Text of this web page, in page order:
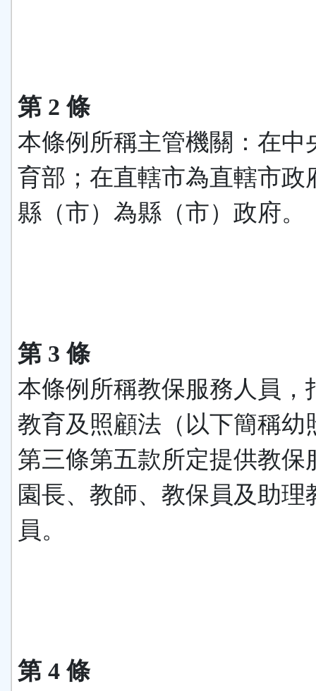
第 2 條
本條例所稱主管機關：在中
育部；在直轄市為直轄市政
縣（市）為縣（市）政府。
第 3 條
本條例所稱教保服務人員，
教育及照顧法（以下簡稱幼
第三條第五款所定提供教保
園長、教師、教保員及助理
員。
第 4 條